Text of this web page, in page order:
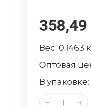
358,49
Вес:0.1463
Оптовая
В упаковке: